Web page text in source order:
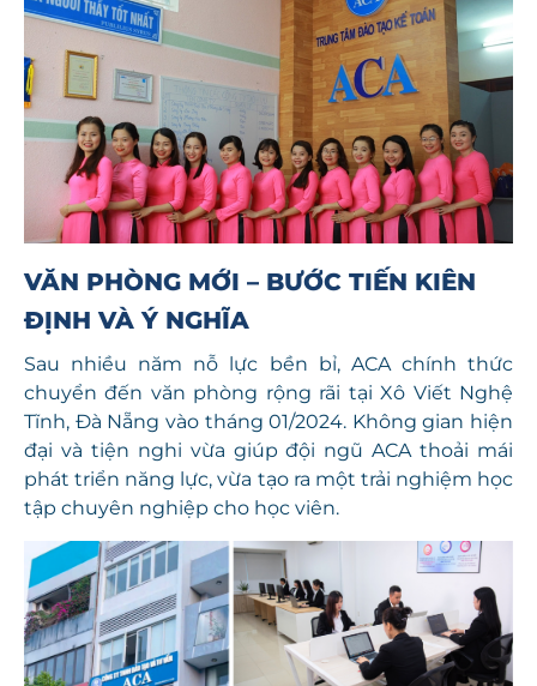
VĂN PHÒNG MỚI – BƯỚC TIẾN KIÊN
ĐỊNH VÀ Ý NGHĨA
Sau nhiều năm nỗ lực bền bỉ, ACA chính thức
chuyển đến văn phòng rộng rãi tại Xô Viết Nghệ
Tĩnh, Đà Nẵng vào tháng 01/2024. Không gian hiện
đại và tiện nghi vừa giúp đội ngũ ACA thoải mái
phát triển năng lực, vừa tạo ra một trải nghiệm học
tập chuyên nghiệp cho học viên.